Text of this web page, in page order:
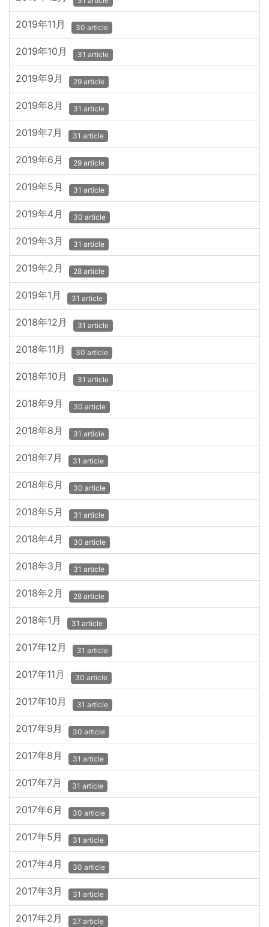
2019年11月 30 article
2019年10月 31 article
2019年9月 29 article
2019年8月 31 article
2019年7月 31 article
2019年6月 29 article
2019年5月 31 article
2019年4月 30 article
2019年3月 31 article
2019年2月 28 article
2019年1月 31 article
2018年12月 31 article
2018年11月 30 article
2018年10月 31 article
2018年9月 30 article
2018年8月 31 article
2018年7月 31 article
2018年6月 30 article
2018年5月 31 article
2018年4月 30 article
2018年3月 31 article
2018年2月 28 article
2018年1月 31 article
2017年12月 31 article
2017年11月 30 article
2017年10月 31 article
2017年9月 30 article
2017年8月 31 article
2017年7月 31 article
2017年6月 30 article
2017年5月 31 article
2017年4月 30 article
2017年3月 31 article
2017年2月 27 article